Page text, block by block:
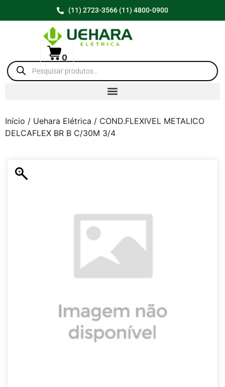
(11) 2723-3566 (11) 4800-0900
0
Início / Uehara Elétrica / COND.FLEXIVEL METALICO
DELCAFLEX BR B C/30M 3/4